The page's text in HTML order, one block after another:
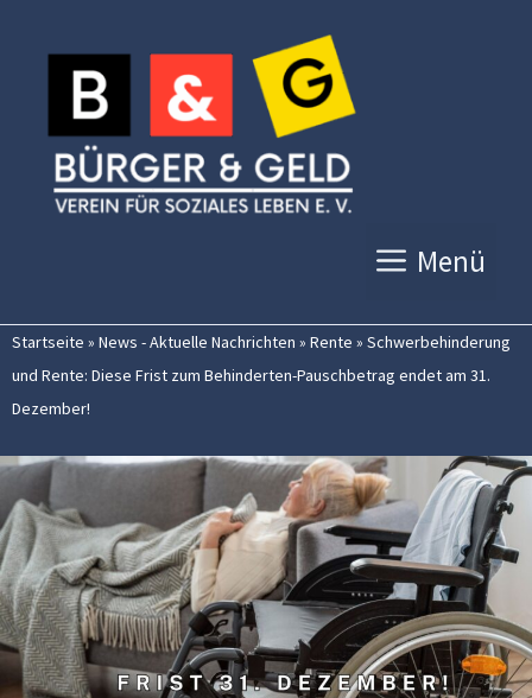
Inhalt
springen
Menü
Startseite » News - Aktuelle Nachrichten » Rente » Schwerbehinderung
und Rente: Diese Frist zum Behinderten-Pauschbetrag endet am 31.
Dezember!